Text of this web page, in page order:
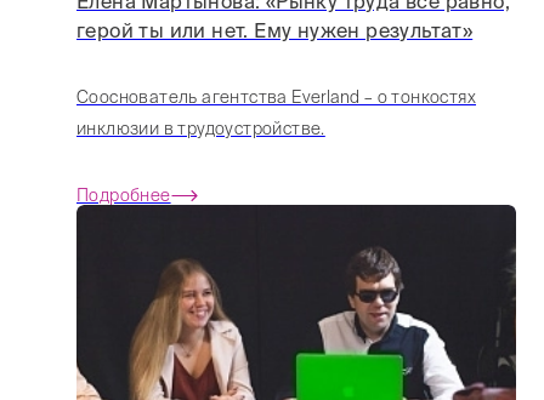
герой ты или нет. Ему нужен результат»
Сооснователь агентства Everland – о тонкостях
инклюзии в трудоустройстве.
Подробнее